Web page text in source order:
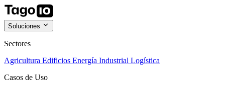
Soluciones
Sectores
Agricultura Edificios Energía Industrial Logística
Casos de Uso